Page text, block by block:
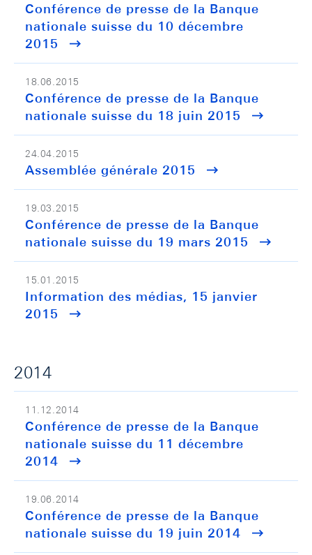
Conférence de presse de la Banque
nationale suisse du 10 décembre
2015
18.06.2015
Conférence de presse de la Banque
nationale suisse du 18 juin 2015
24.04.2015
Assemblée générale 2015
19.03.2015
Conférence de presse de la Banque
nationale suisse du 19 mars 2015
15.01.2015
Information des médias, 15 janvier
2015
2014
11.12.2014
Conférence de presse de la Banque
nationale suisse du 11 décembre
2014
19.06.2014
Conférence de presse de la Banque
nationale suisse du 19 juin 2014